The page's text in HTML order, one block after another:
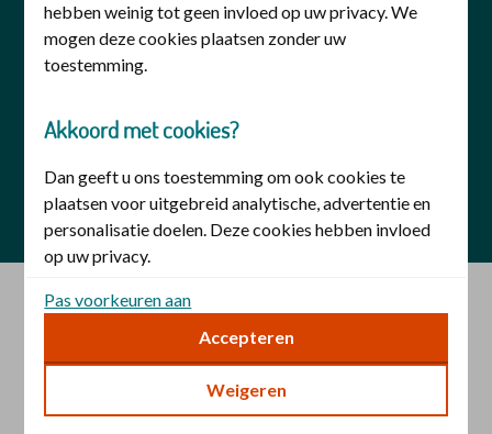
cookies toegankelijkheid
De christelijke zorgverzekeraar is onderdeel van Zilveren
Kruis
hebben weinig tot geen invloed op uw privacy. We
mogen deze cookies plaatsen zonder uw
toestemming.
Akkoord met cookies?
Dan geeft u ons toestemming om ook cookies te
plaatsen voor uitgebreid analytische, advertentie en
personalisatie doelen. Deze cookies hebben invloed
op uw privacy.
Zelf uw voorkeuren aanpassen?
U bepaalt zelf voor welke doelen wij met uw
toestemming cookies mogen plaatsen. Uw keuze kunt
u op elk moment wijzigen. Of trek uw toestemming in
Pas voorkeuren aan
Accepteren
Weigeren